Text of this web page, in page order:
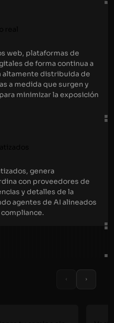
web, plataformas de
de forma continua a
altamente distribuida de
a medida que surgen y
minimizar la exposición
genera
con proveedores de
y detalles de la
agentes de AI alineados